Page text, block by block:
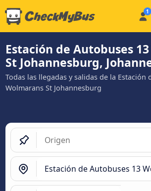
Estación de Autobuses
St Johannesburg,
Todas las llegadas y salidas de la Estación
Wolmarans St Johannesburg